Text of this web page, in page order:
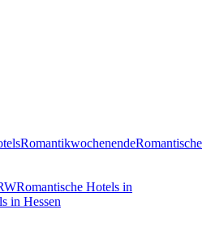
RomantikwochenendeRomantische
Romantische Hotels in
in Hessen